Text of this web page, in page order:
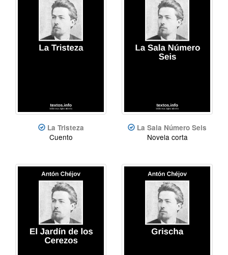
La Tristeza
Cuento
La Sala Número Seis
Novela corta